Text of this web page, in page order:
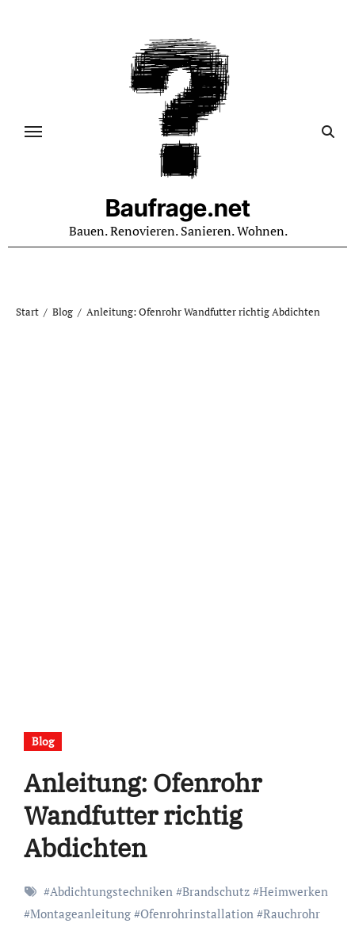
Baufrage.net
Bauen. Renovieren. Sanieren. Wohnen.
Start Blog Anleitung: Ofenrohr Wandfutter richtig Abdichten
Blog
Anleitung: Ofenrohr
Wandfutter richtig
Abdichten
#Abdichtungstechniken#Brandschutz#Heimwerken
#Montageanleitung#Ofenrohrinstallation#Rauchrohr